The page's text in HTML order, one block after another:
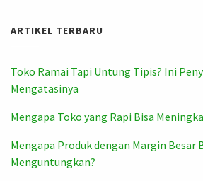
ARTIKEL TERBARU
Toko Ramai Tapi Untung Tipis? Ini
Mengatasinya
Mengapa Toko yang Rapi Bisa
Mengapa Produk dengan Margin Besar
Menguntungkan?